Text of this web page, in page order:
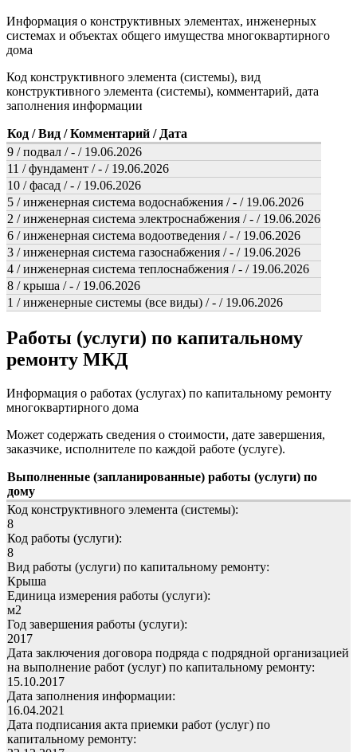
Информация о конструктивных элементах, инженерных
системах и объектах общего имущества многоквартирного
дома
Код конструктивного элемента (системы), вид
конструктивного элемента (системы), комментарий, дата
заполнения информации
Код / Вид / Комментарий / Дата
9 / подвал / - / 19.06.2026
11 / фундамент / - / 19.06.2026
10 / фасад / - / 19.06.2026
5 / инженерная система водоснабжения / - / 19.06.2026
2 / инженерная система электроснабжения / - / 19.06.2026
6 / инженерная система водоотведения / - / 19.06.2026
3 / инженерная система газоснабжения / - / 19.06.2026
4 / инженерная система теплоснабжения / - / 19.06.2026
8 / крыша / - / 19.06.2026
1 / инженерные системы (все виды) / - / 19.06.2026
Работы (услуги) по капитальному
ремонту МКД
Информация о работах (услугах) по капитальному ремонту
многоквартирного дома
Может содержать сведения о стоимости, дате завершения,
заказчике, исполнителе по каждой работе (услуге).
Выполненные (запланированные) работы (услуги) по
дому
Код конструктивного элемента (системы):
8
Код работы (услуги):
8
Вид работы (услуги) по капитальному ремонту:
Крыша
Единица измерения работы (услуги):
м2
Год завершения работы (услуги):
2017
Дата заключения договора подряда с подрядной организацией
на выполнение работ (услуг) по капитальному ремонту:
15.10.2017
Дата заполнения информации:
16.04.2021
Дата подписания акта приемки работ (услуг) по
капитальному ремонту: